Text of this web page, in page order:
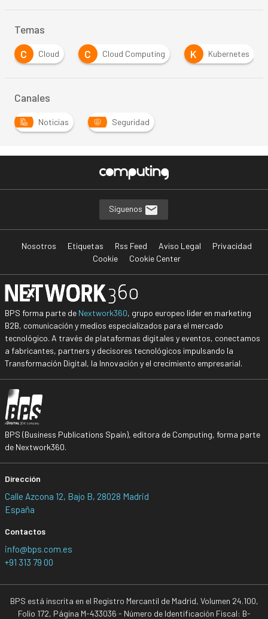
Temas
C
Cloud C Cloud Computing K Kubernetes
Canales
Noticias Seguridad
Síguenos
Nosotros Etiquetas Rss Feed Aviso Legal
Privacidad
Cookie
Cookie Center
BPS forma parte de Nextwork360, grupo europeo líder en marketing
B2B, comunicación y medios especializados para el mercado
tecnológico. A través de plataformas digitales y eventos, conectamos
a fabricantes, partners y decisores tecnológicos impulsando la
Transformación Digital, la Innovación y el crecimiento empresarial.
BPS (Business Publications Spain), editora de Computing, forma parte
de Nextwork360.
Dirección
Calle Azcona 12, Bajo B, 28028 Madrid
España
Contactos
info@bps.com.es
+91 313 79 00
BPS está inscrita en el Registro Mercantil de Madrid, Volumen 24.100,
Folio 172, Página M-433036 - Número de Identificación Fiscal: B-